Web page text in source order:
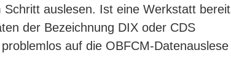
auslesen. Ist eine Werkstatt
der Bezeichnung DIX oder CDS
auf die OBFCM-Datenauslese